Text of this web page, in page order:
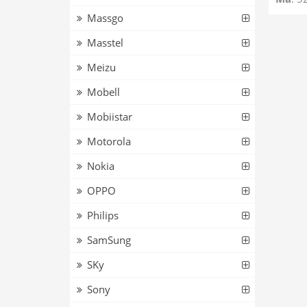
Massgo
Masstel
Meizu
Mobell
Mobiistar
Motorola
Nokia
OPPO
Philips
SamSung
SKy
Sony